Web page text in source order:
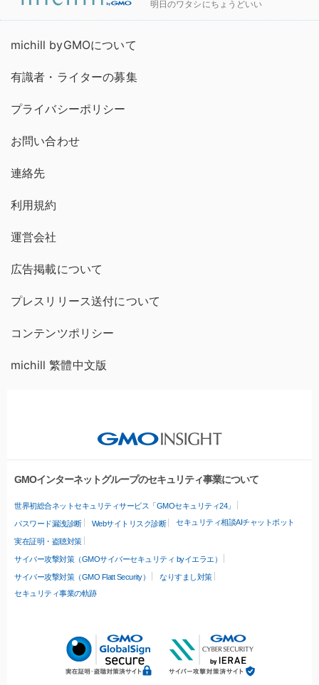
明日のワタシにちょうどいい
michill byGMOについて
有識者・ライターの募集
プライバシーポリシー
お問い合わせ
連絡先
利用規約
運営会社
広告掲載について
プレスリリース送付について
コンテンツポリシー
michill 繁體中文版
GMOインターネットグループのセキュリティ事業について
世界初総合ネットセキュリティサービス「GMOセキュリティ24」
パスワード漏洩診断 Webサイトリスク診断 セキュリティ相談AIチャットボット
実在証明・盗聴対策
サイバー攻撃対策（GMOサイバーセキュリティ byイエラエ）
サイバー攻撃対策（GMO Flatt Security）
なりすまし対策
セキュリティ事業の軌跡